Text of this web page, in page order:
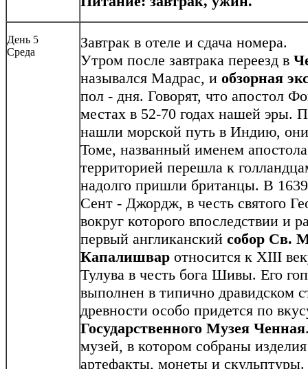
День 5
Среда
Завтрак в отеле и сдача номера.
Утром после завтрака переезд в
назывался Мадрас, и обзорная
пол - дня. Говорят, что апостол
местах в 52-70 годах нашей эры.
нашли морской путь в Индию,
Томе, названный именем
территорией перешла к
надолго пришли британцы. В
Сент - Джордж, в честь святого
вокруг которого впоследствии и
первый англиканский собор Св.
Капалишвар относится к XIII
Тулува в честь бога Шивы. Его
выполнен в типично дравидском
древности особо придется по
Государственного Музея Ченная
музей, в котором собраны
артефакты, монеты и